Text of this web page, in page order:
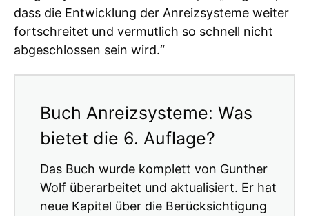
dass die Entwicklung der Anreizsysteme weiter
fortschreitet und vermutlich so schnell nicht
abgeschlossen sein wird.“
Buch Anreizsysteme: Was
bietet die 6. Auflage?
Das Buch wurde komplett von Gunther
Wolf überarbeitet und aktualisiert. Er hat
neue Kapitel über die Berücksichtigung